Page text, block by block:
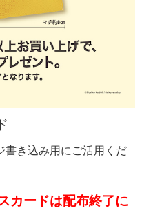
書き込み用にご活用くだ
カードは配布終了に